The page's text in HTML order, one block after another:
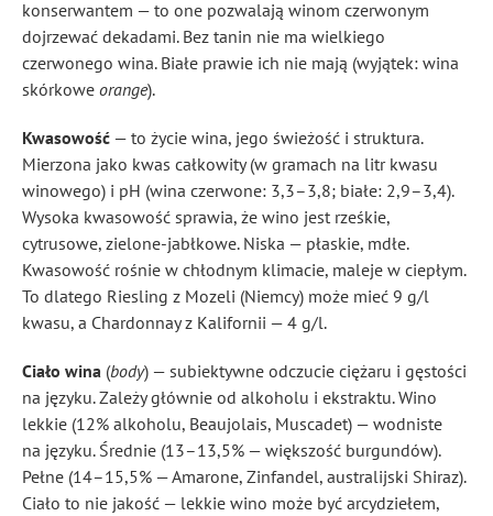
konserwantem — to one pozwalają winom czerwonym
dojrzewać dekadami. Bez tanin nie ma wielkiego
czerwonego wina. Białe prawie ich nie mają (wyjątek: wina
skórkowe orange).
Kwasowość — to życie wina, jego świeżość i struktura.
Mierzona jako kwas całkowity (w gramach na litr kwasu
winowego) i pH (wina czerwone: 3,3–3,8; białe: 2,9–3,4).
Wysoka kwasowość sprawia, że wino jest rześkie,
cytrusowe, zielone-jabłkowe. Niska — płaskie, mdłe.
Kwasowość rośnie w chłodnym klimacie, maleje w ciepłym.
To dlatego Riesling z Mozeli (Niemcy) może mieć 9 g/l
kwasu, a Chardonnay z Kalifornii — 4 g/l.
Ciało wina (body) — subiektywne odczucie ciężaru i gęstości
na języku. Zależy głównie od alkoholu i ekstraktu. Wino
lekkie (12% alkoholu, Beaujolais, Muscadet) — wodniste
na języku. Średnie (13–13,5% — większość burgundów).
Pełne (14–15,5% — Amarone, Zinfandel, australijski Shiraz).
Ciało to nie jakość — lekkie wino może być arcydziełem,